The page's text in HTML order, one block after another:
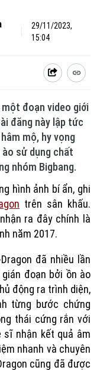
29/11/2023,
15:04
một đoạn video giới
đăng này lập tức
mộ, hy vọng
sử dụng chất
nhóm Bigbang.
hình ảnh bí ẩn, ghi
trên sân khấu.
ra đây chính là
năm 2017.
đã nhiều lần
đoạn bởi ồn ào
động ra trình diện,
từng bước chứng
thái cứng rắn với
nhận kết quả âm
nhanh và chuyên
cũng đã được